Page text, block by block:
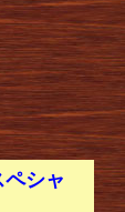
シャ